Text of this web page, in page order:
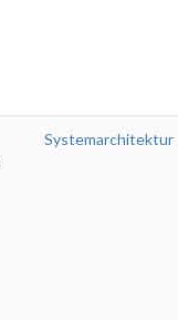
Systemarchitektur